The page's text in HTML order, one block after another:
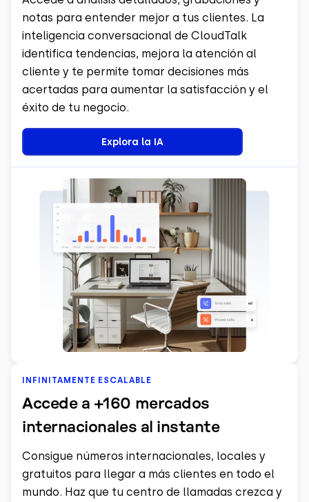
notas para entender mejor a tus clientes. La
inteligencia conversacional de CloudTalk
identifica tendencias, mejora la atención al
cliente y te permite tomar decisiones más
acertadas para aumentar la satisfacción y el
éxito de tu negocio.
Explora la IA
INFINITAMENTE ESCALABLE
Accede a +160 mercados
internacionales al instante
Consigue números internacionales, locales y
gratuitos para llegar a más clientes en todo el
mundo. Haz que tu centro de llamadas crezca y